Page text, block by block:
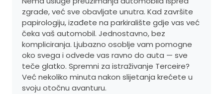
zgrade, već sve obavljate unutra. Kad završite
papirologiju, izađete na parkiralište gdje vas već
čeka vaš automobil. Jednostavno, bez
kompliciranja. Ljubazno osoblje vam pomogne
oko svega i odvede vas ravno do auta — sve
teče glatko. Spremni za istraživanje Terceire?
Već nekoliko minuta nakon slijetanja krećete u
svoju otočnu avanturu.